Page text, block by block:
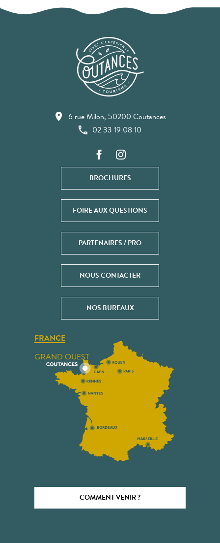
6 rue Milon, 50200 Coutances
02 33 19 08 10
BROCHURES
FOIRE AUX QUESTIONS
PARTENAIRES / PRO
NOUS CONTACTER
NOS BUREAUX
FRANCE
GRAND OUEST
COMMENT VENIR ?